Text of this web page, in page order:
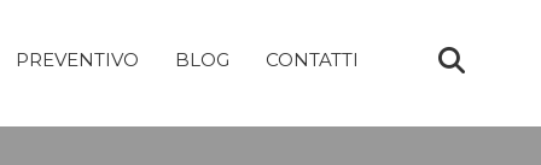
PREVENTIVO BLOG CONTATTI